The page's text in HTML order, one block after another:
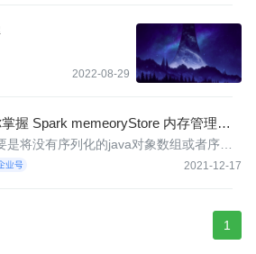
2022-08-29
握 Spark memeoryStore 内存管理的
2021-12-17
将没有序列化的java对象数组或者序列
。
1